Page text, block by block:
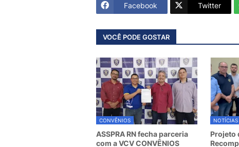
Facebook Twitter
VOCÊ PODE GOSTAR
CONVÊNIOS
ASSPRA RN fecha parceria
com a VCV CONVÊNIOS
NOTÍCIAS
Projeto